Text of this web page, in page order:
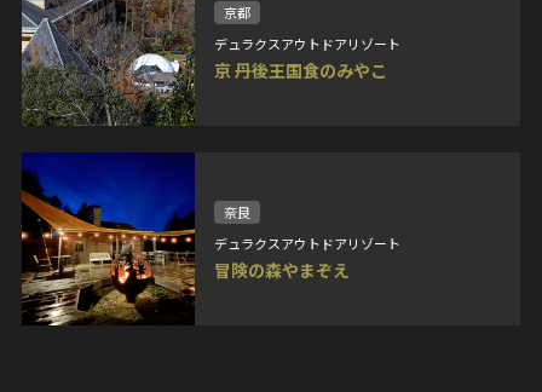
京都
デュラクスアウトドアリゾート
京 丹後王国食のみやこ
奈良
デュラクスアウトドアリゾート
冒険の森やまぞえ